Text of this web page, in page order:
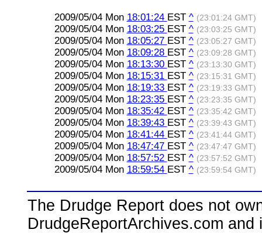
2009/05/04 Mon 18:01:24 EST ^ (23:01:24 GMT)
2009/05/04 Mon 18:03:25 EST ^ (23:03:25 GMT)
2009/05/04 Mon 18:05:27 EST ^ (23:05:27 GMT)
2009/05/04 Mon 18:09:28 EST ^ (23:09:28 GMT)
2009/05/04 Mon 18:13:30 EST ^ (23:13:30 GMT)
2009/05/04 Mon 18:15:31 EST ^ (23:15:31 GMT)
2009/05/04 Mon 18:19:33 EST ^ (23:19:33 GMT)
2009/05/04 Mon 18:23:35 EST ^ (23:23:35 GMT)
2009/05/04 Mon 18:35:42 EST ^ (23:35:42 GMT)
2009/05/04 Mon 18:39:43 EST ^ (23:39:43 GMT)
2009/05/04 Mon 18:41:44 EST ^ (23:41:44 GMT)
2009/05/04 Mon 18:47:47 EST ^ (23:47:47 GMT)
2009/05/04 Mon 18:57:52 EST ^ (23:57:52 GMT)
2009/05/04 Mon 18:59:54 EST ^ (23:59:54 GMT)
The Drudge Report does not
DrudgeReportArchives.com